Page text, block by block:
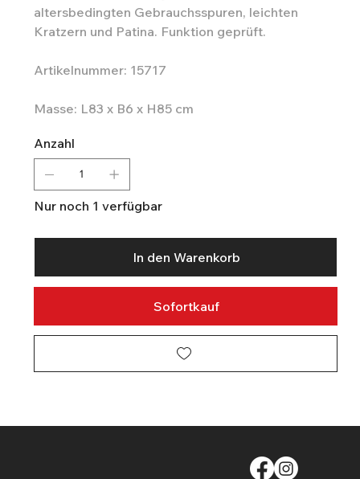
altersbedingten Gebrauchsspuren, leichten
Kratzern und Patina. Funktion geprüft.
Artikelnummer: 15717
Masse: L83 x B6 x H85 cm
Anzahl
Nur noch 1 verfügbar
In den Warenkorb
Sofortkauf